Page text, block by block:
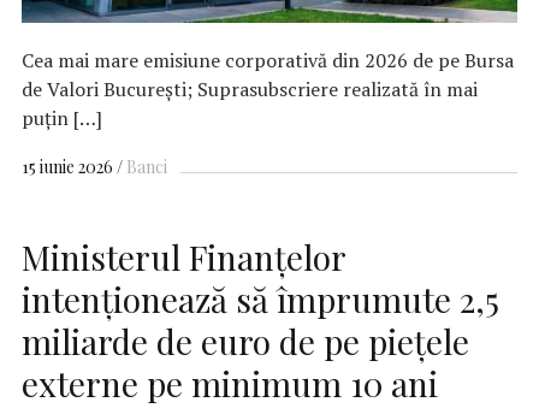
Cea mai mare emisiune corporativă din 2026 de pe Bursa
de Valori București; Suprasubscriere realizată în mai
puțin […]
15 iunie 2026 Banci
Ministerul Finanţelor
intenţionează să împrumute 2,5
miliarde de euro de pe pieţele
externe pe minimum 10 ani